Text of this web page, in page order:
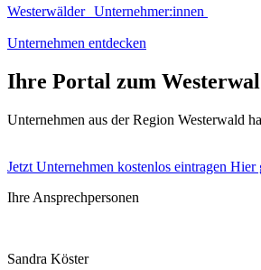
Westerwälder Unternehmer:innen
Unternehmen entdecken
Ihre Portal zum
Unternehmen aus der Region Westerwald
Jetzt Unternehmen kostenlos eintragen Hier
Ihre Ansprechpersonen
Sandra Köster